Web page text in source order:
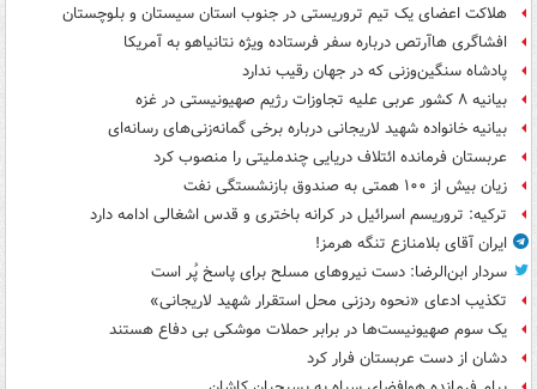
هلاکت اعضای یک تیم تروریستی در جنوب استان سیستان و بلوچستان
افشاگری هاآرتص درباره سفر فرستاده ویژه نتانیاهو به آمریکا
پادشاه سنگین‌وزنی که در جهان رقیب ندارد
بیانیه ۸ کشور عربی علیه تجاوزات رژیم صهیونیستی در غزه
بیانیه خانواده شهید لاریجانی درباره برخی گمانه‌زنی‌های رسانه‌ای
عربستان فرمانده ائتلاف دریایی چندملیتی را منصوب کرد
زیان بیش از ۱۰۰ همتی به صندوق‌ بازنشستگی نفت
ترکیه: تروریسم اسرائیل در کرانه باختری و قدس اشغالی ادامه دارد
ایران آقای بلامنازع تنگه هرمز!
سردار ابن‌الرضا: دست نیروهای مسلح برای پاسخ پُر است
تکذیب ادعای «نحوه ردزنی محل استقرار شهید لاریجانی»
یک‌ سوم صهیونیست‌ها در برابر حملات موشکی بی دفاع هستند
دشان از دست عربستان فرار کرد